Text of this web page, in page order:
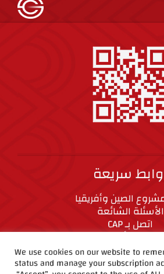
سريعة
الصين وأفريقيا
الأسئلة الشائعة
اتصل بـ CAP
الأخلاقية
We use cookies on our website to
status and manage your subscription